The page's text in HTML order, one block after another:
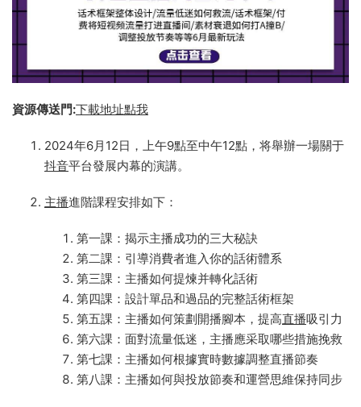
資源傳送門:下載地址點我
2024年6月12日，上午9點至中午12點，将舉辦一場關于
抖音平台發展内幕的演講。
主播進階課程安排如下：
第一課：揭示主播成功的三大秘訣
第二課：引導消費者進入你的話術體系
第三課：主播如何提煉并轉化話術
第四課：設計單品和過品的完整話術框架
第五課：主播如何策劃開播腳本，提高直播吸引力
第六課：面對流量低迷，主播應采取哪些措施挽救
第七課：主播如何根據實時數據調整直播節奏
第八課：主播如何與投放節奏和運營思維保持同步